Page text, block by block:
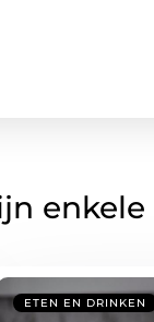
enkele
ETEN EN DRINKEN